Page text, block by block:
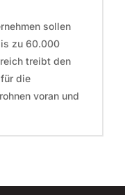
sollen
zu 60.000
treibt den
die
voran und